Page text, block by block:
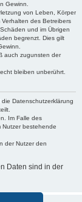
Gewinn.
von Leben, Körper
des Betreibers
und im Übrigen
begrenzt. Dies gilt
auch zugunsten der
bleiben unberührt.
Datenschutzerklärung
Im Falle des
Nutzer bestehende
der Nutzer den
Daten sind in der